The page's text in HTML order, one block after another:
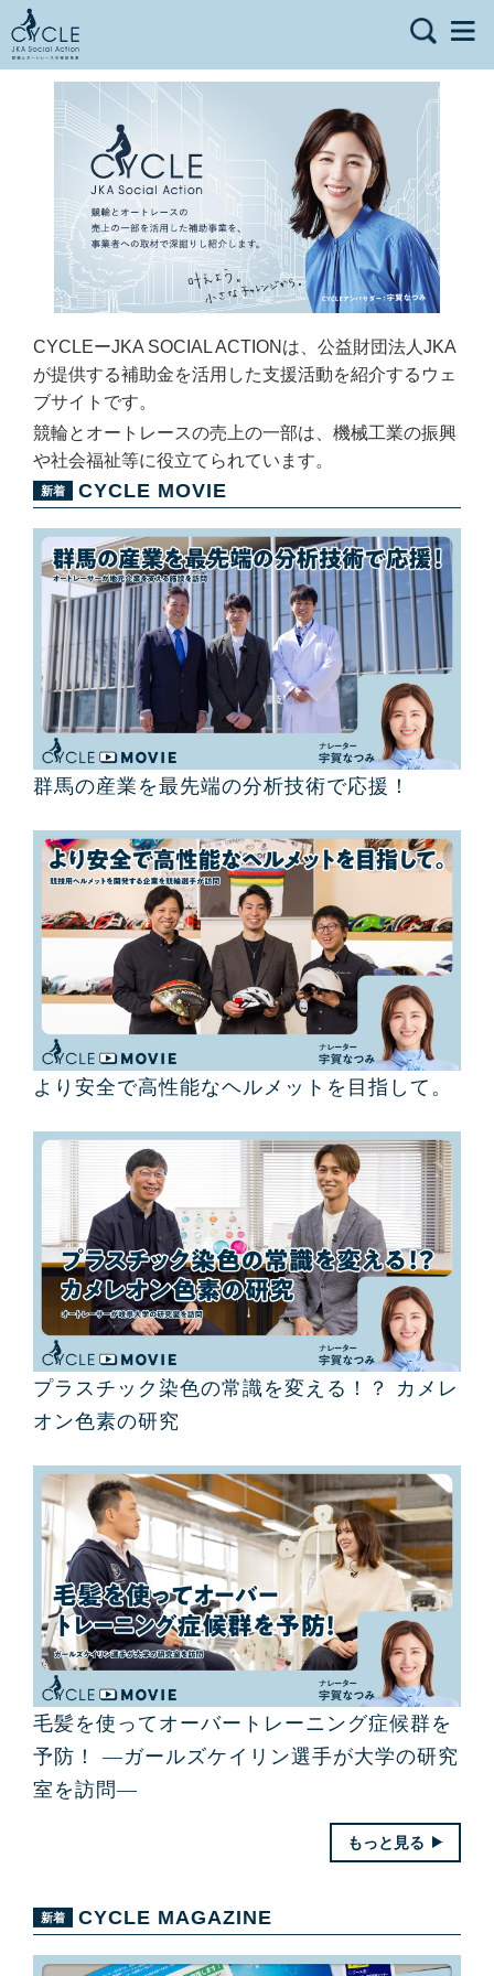
CYCLEーJKA SOCIAL ACTIONは、公益財団法人JKA
が提供する補助金を活用した支援活動を紹介するウェ
ブサイトです。
競輪とオートレースの売上の一部は、機械工業の振興
や社会福祉等に役立てられています。
CYCLE MOVIE
群馬の産業を最先端の分析技術で応援！
より安全で高性能なヘルメットを目指して。
プラスチック染色の常識を変える！？ カメレ
オン色素の研究
毛髪を使ってオーバートレーニング症候群を
予防！ ―ガールズケイリン選手が大学の研究
室を訪問―
もっと見る
CYCLE MAGAZINE